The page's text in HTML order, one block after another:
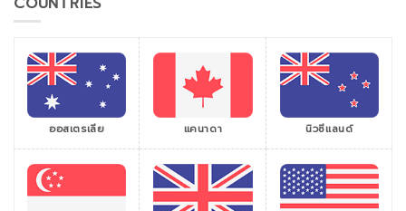
ออสเตรเลีย แคนาดา นิวซีแลนด์